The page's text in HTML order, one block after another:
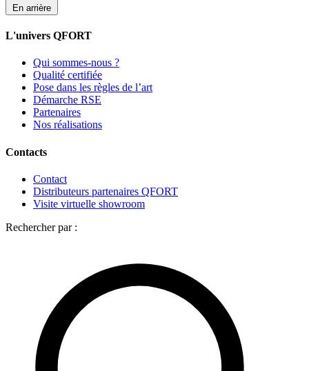
En arrière
L'univers QFORT
Qui sommes-nous ?
Qualité certifiée
Pose dans les règles de l’art
Démarche RSE
Partenaires
Nos réalisations
Contacts
Contact
Distributeurs partenaires QFORT
Visite virtuelle showroom
Rechercher par :